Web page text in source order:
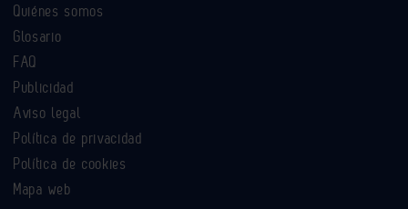
Quiénes somos
Glosario
FAQ
Publicidad
Aviso legal
Política de privacidad
Política de cookies
Mapa web